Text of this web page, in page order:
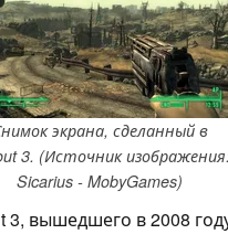
экрана, сделанный в
3. (Источник
Sicarius - MobyGames)
3, вышедшего в 2008